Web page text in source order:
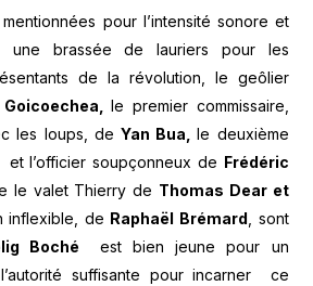
pour l’intensité sonore et
une brassée de lauriers pour les
de la révolution, le geôlier
Goicoechea, le premier commissaire,
les loups, de Yan Bua, le deuxième
et l’officier soupçonneux de Frédéric
le valet Thierry de Thomas Dear et
inflexible, de Raphaël Brémard , sont
Boché
est bien jeune pour un
suffisante pour incarner ce